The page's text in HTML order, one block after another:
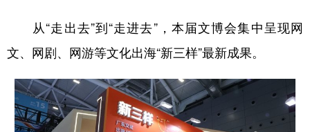
从“走出去”到“走进去”，本届文博会集中呈现网
文、网剧、网游等文化出海“新三样”最新成果。